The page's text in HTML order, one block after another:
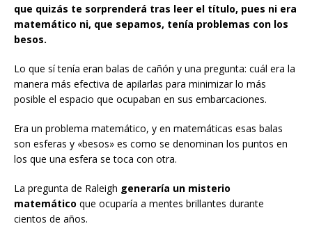
que quizás te sorprenderá tras leer el título, pues ni era
matemático ni, que sepamos, tenía problemas con los
besos.
Lo que sí tenía eran balas de cañón y una pregunta: cuál era la
manera más efectiva de apilarlas para minimizar lo más
posible el espacio que ocupaban en sus embarcaciones.
Era un problema matemático, y en matemáticas esas balas
son esferas y «besos» es como se denominan los puntos en
los que una esfera se toca con otra.
La pregunta de Raleigh generaría un misterio
matemático que ocuparía a mentes brillantes durante
cientos de años.